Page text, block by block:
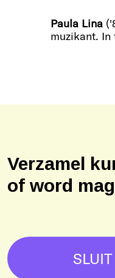
Paula Lina
muzikant.
Verzamel
of word